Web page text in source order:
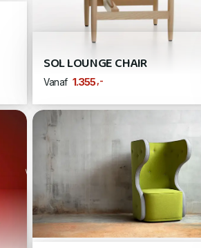
SOL LOUNGE CHAIR
Vanaf 1.355,-